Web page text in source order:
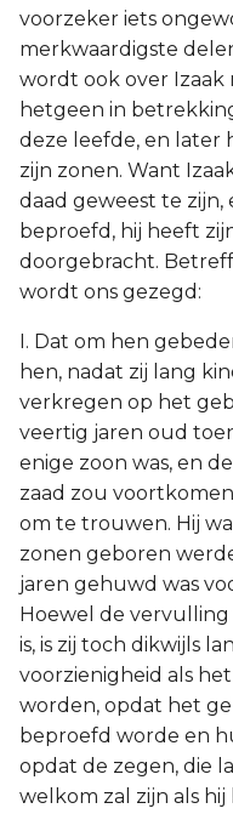
voorzeker iets
merkwaardigste
wordt ook over Izaak
hetgeen in
deze leefde, en later
zijn zonen. Want
daad geweest te zijn,
beproefd, hij heeft
doorgebracht.
wordt ons gezegd:
I. Dat om hen
hen, nadat zij lang
verkregen op het
veertig jaren oud
enige zoon was, en
zaad zou
om te trouwen. Hij
zonen geboren
jaren gehuwd was
Hoewel de
is, is zij toch dikwijls
voorzienigheid als
worden, opdat het
beproefd worde en
opdat de zegen, die
welkom zal zijn als